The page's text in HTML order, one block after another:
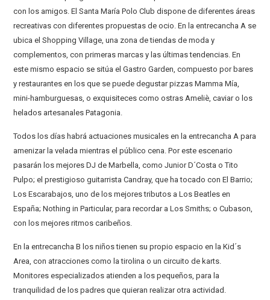
con los amigos. El Santa María Polo Club dispone de diferentes áreas
recreativas con diferentes propuestas de ocio. En la entrecancha A se
ubica el Shopping Village, una zona de tiendas de moda y
complementos, con primeras marcas y las últimas tendencias. En
este mismo espacio se sitúa el Gastro Garden, compuesto por bares
y restaurantes en los que se puede degustar pizzas Mamma Mía,
mini-hamburguesas, o exquisiteces como ostras Ameliè, caviar o los
helados artesanales Patagonia.
Todos los días habrá actuaciones musicales en la entrecancha A para
amenizar la velada mientras el público cena. Por este escenario
pasarán los mejores DJ de Marbella, como Junior D´Costa o Tito
Pulpo; el prestigioso guitarrista Candray, que ha tocado con El Barrio;
Los Escarabajos, uno de los mejores tributos a Los Beatles en
España; Nothing in Particular, para recordar a Los Smiths; o Cubason,
con los mejores ritmos caribeños.
En la entrecancha B los niños tienen su propio espacio en la Kid´s
Area, con atracciones como la tirolina o un circuito de karts.
Monitores especializados atienden a los pequeños, para la
tranquilidad de los padres que quieran realizar otra actividad.